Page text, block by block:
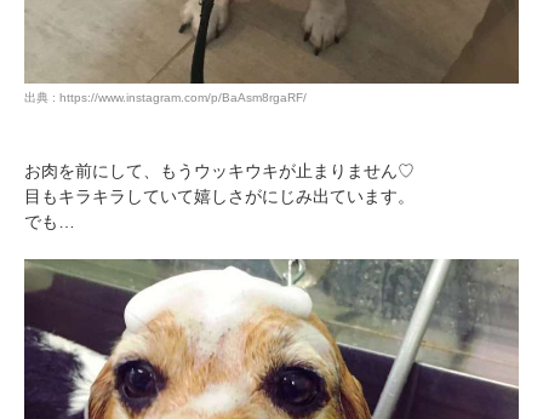
出典 : https://www.instagram.com/p/BaAsm8rgaRF/
お肉を前にして、もうウッキウキが止まりません♡
目もキラキラしていて嬉しさがにじみ出ています。
でも…